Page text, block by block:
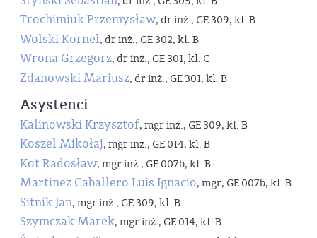
Trochimiuk Przemysław, dr inż., GE 309, kl. B
Wolski Kornel, dr inż., GE 302, kl. B
Wrona Grzegorz, dr inż., GE 301, kl. C
Zdanowski Mariusz, dr inż., GE 301, kl. B
Asystenci
Kalinowski Krzysztof, mgr inż., GE 309, kl. B
Koszel Mikołaj, mgr inż., GE 014, kl. B
Kot Radosław, mgr inż., GE 007b, kl. B
Martinez Caballero Luis Ignacio, mgr, GE 007b, kl. B
Sitnik Jan, mgr inż., GE 309, kl. B
Szymczak Marek, mgr inż., GE 014, kl. B